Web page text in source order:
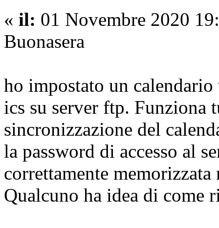
« il: 01 Novembre 2020
Buonasera
ho impostato un
ics su server ftp. Funziona
sincronizzazione del
la password di accesso al
correttamente memorizzata
Qualcuno ha idea di come